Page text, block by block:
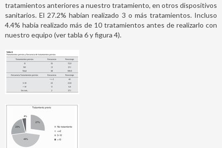
tratamientos anteriores a nuestro tratamiento, en otros dispositivos
sanitarios. El 27.2% habían realizado 3 o más tratamientos. Incluso
4.4% había realizado más de 10 tratamientos antes de realizarlo con
nuestro equipo (ver tabla 6 y figura 4).